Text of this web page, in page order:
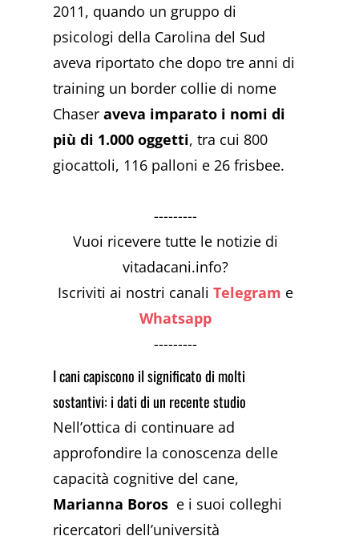
2011, quando un gruppo di
psicologi della Carolina del Sud
aveva riportato che dopo tre anni di
training un border collie di nome
Chaseraveva imparato i nomi di
più di 1.000 oggetti, tra cui 800
giocattoli, 116 palloni e 26 frisbee.
---------
Vuoi ricevere tutte le notizie di
vitadacani.info?
Iscriviti ai nostri canaliTelegram e
Whatsapp
---------
I cani capiscono il significato di molti
sostantivi: i dati di un recente studio
Nell’ottica di continuare ad
approfondire la conoscenza delle
capacità cognitive del cane,
Marianna Boros e i suoi colleghi
ricercatori dell’università